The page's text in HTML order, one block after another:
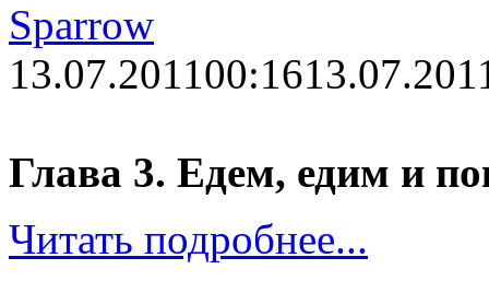
Sparrow
13.07.201100:16
Глава 3. Едем, едим и
Читать подробнее...